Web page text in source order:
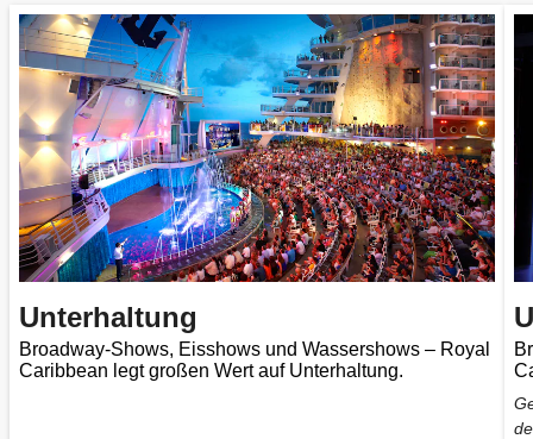
Unterhaltung
Broadway-Shows, Eisshows und Wassershows – Royal
Caribbean legt großen Wert auf Unterhaltung.